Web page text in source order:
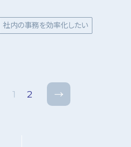
社内の事務を効率化したい
1 2 →